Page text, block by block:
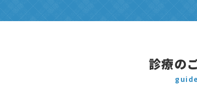
診療の
guide